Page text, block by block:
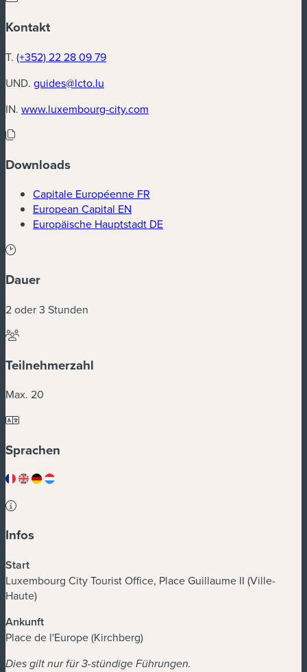
Kontakt
T. (+352) 22 28 09 79
UND. guides@lcto.lu
IN. www.luxembourg-city.com
Downloads
Capitale Européenne FR
European Capital EN
Europäische Hauptstadt DE(neues Fenster)
Dauer
2 oder 3 Stunden
Teilnehmerzahl
Max. 20
Sprachen
Infos
Start
Luxembourg City Tourist Office, Place Guillaume II (Ville-
Haute)
Ankunft
Place de l'Europe (Kirchberg)
Dies gilt nur für 3-stündige Führungen.